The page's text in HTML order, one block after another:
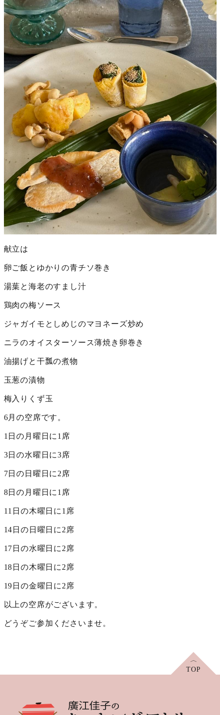
献立は
卵ご飯とゆかりの青チソ巻き
湯葉と海老のすまし汁
鶏肉の梅ソース
ジャガイモとしめじのマヨネーズ炒め
ニラのオイスターソース薄焼き卵巻き
油揚げと干瓢の煮物
玉葱の漬物
梅入りくず玉
6月の空席です。
1日の月曜日に1席
3日の水曜日に3席
7日の日曜日に2席
8日の月曜日に1席
11日の木曜日に1席
14日の日曜日に2席
17日の水曜日に2席
18日の木曜日に2席
19日の金曜日に2席
以上の空席がございます。
どうぞご参加くださいませ。